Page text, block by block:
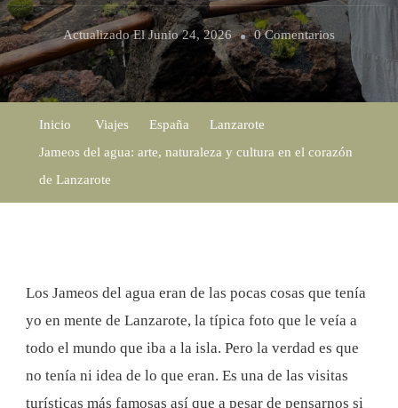
Actualizado ElJunio 24, 2026 0 ComentariosEn
Jameos
Arte,
Y
Inicio Viajes España
Lanzarote
Jameos del agua: arte, naturaleza y cultura en el corazón
de Lanzarote
Los Jameos del agua eran de las pocas cosas que tenía
yo en mente de Lanzarote, la típica foto que le veía a
todo el mundo que iba a la isla. Pero la verdad es que
no tenía ni idea de lo que eran. Es una de las visitas
turísticas más famosas así que a pesar de pensarnos si